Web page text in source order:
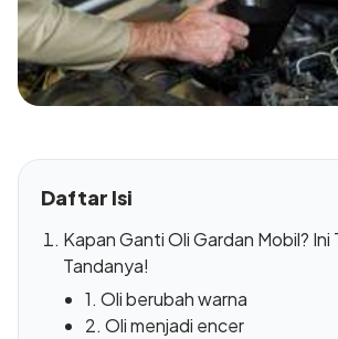
Daftar Isi
Kapan Ganti Oli Gardan Mobil? Ini
Tandanya!
1. Oli berubah warna
2. Oli menjadi encer